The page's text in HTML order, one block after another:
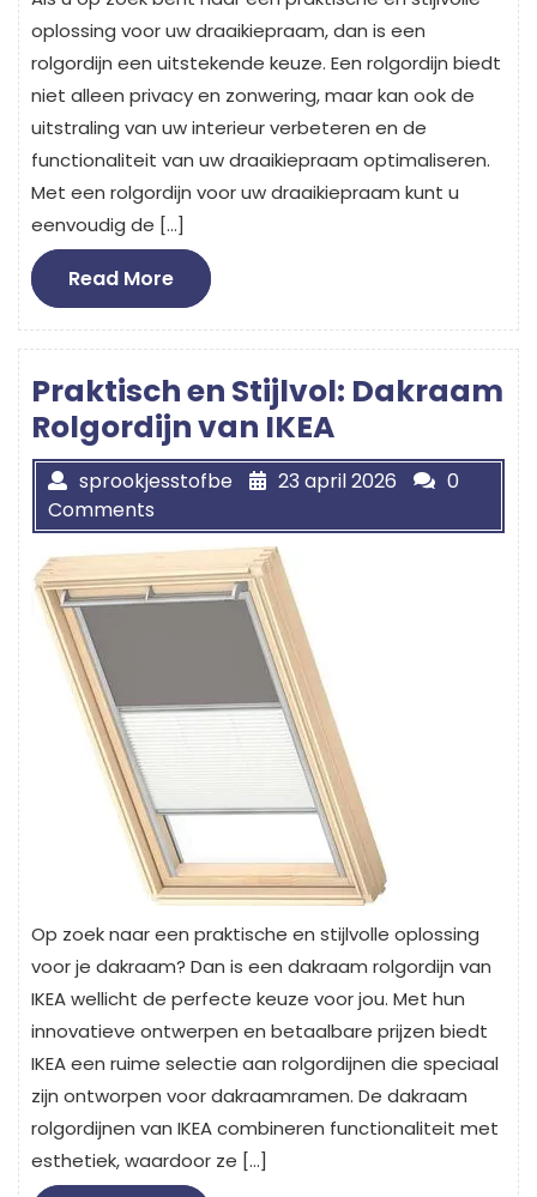
oplossing voor uw draaikiepraam, dan is een
rolgordijn een uitstekende keuze. Een rolgordijn biedt
niet alleen privacy en zonwering, maar kan ook de
uitstraling van uw interieur verbeteren en de
functionaliteit van uw draaikiepraam optimaliseren.
Met een rolgordijn voor uw draaikiepraam kunt u
eenvoudig de […]
Read MoreRead
More
Praktisch en Stijlvol: Dakraam
Rolgordijn van IKEA
sprookjesstofbe 23 april 2026
0
Comments
Op zoek naar een praktische en stijlvolle oplossing
voor je dakraam? Dan is een dakraam rolgordijn van
IKEA wellicht de perfecte keuze voor jou. Met hun
innovatieve ontwerpen en betaalbare prijzen biedt
IKEA een ruime selectie aan rolgordijnen die speciaal
zijn ontworpen voor dakraamramen. De dakraam
rolgordijnen van IKEA combineren functionaliteit met
esthetiek, waardoor ze […]